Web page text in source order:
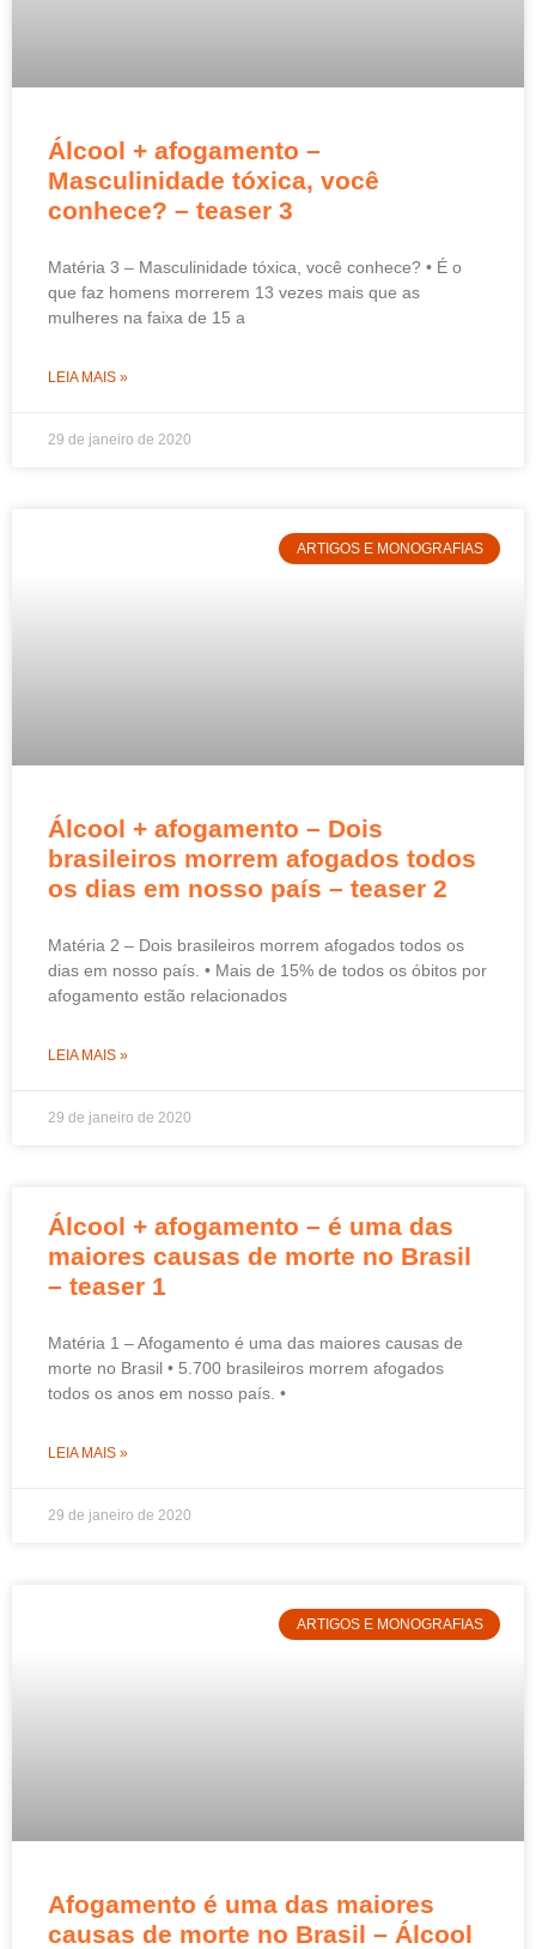
Álcool + afogamento –
Masculinidade tóxica, você
conhece? – teaser 3
Matéria 3 – Masculinidade tóxica, você conhece? • É o
que faz homens morrerem 13 vezes mais que as
mulheres na faixa de 15 a
LEIA MAIS »
29 de janeiro de 2020
ARTIGOS E MONOGRAFIAS
Álcool + afogamento – Dois
brasileiros morrem afogados todos
os dias em nosso país – teaser 2
Matéria 2 – Dois brasileiros morrem afogados todos os
dias em nosso país. • Mais de 15% de todos os óbitos por
afogamento estão relacionados
LEIA MAIS »
29 de janeiro de 2020
Álcool + afogamento – é uma das
maiores causas de morte no Brasil
– teaser 1
Matéria 1 – Afogamento é uma das maiores causas de
morte no Brasil • 5.700 brasileiros morrem afogados
todos os anos em nosso país. •
LEIA MAIS »
29 de janeiro de 2020
ARTIGOS E MONOGRAFIAS
Afogamento é uma das maiores
causas de morte no Brasil – Álcool